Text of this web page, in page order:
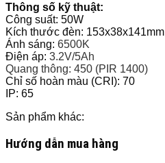
Thông số kỹ thuật:
Công suất: 50W
Kích thước đèn: 153x38x141mm
Ánh sáng: 6500K
Điện áp: 3.2V/5Ah
Quang thông: 450 (PIR 1400)
Chỉ số hoàn màu (CRI): 70
IP: 65
Sản phẩm khác:
Hướng dẫn mua hàng